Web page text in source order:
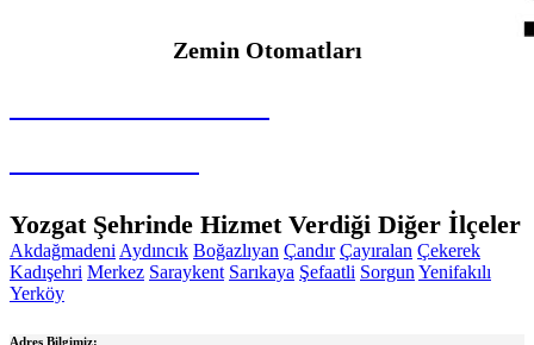
Zemin Otomatları
Yozgat Şehrinde Hizmet Verdiği Diğer İlçeler
Akdağmadeni Aydıncık Boğazlıyan Çandır Çayıralan Çekerek
Kadışehri Merkez Saraykent Sarıkaya Şefaatli Sorgun Yenifakılı
Yerköy
Adres Bilgimiz: